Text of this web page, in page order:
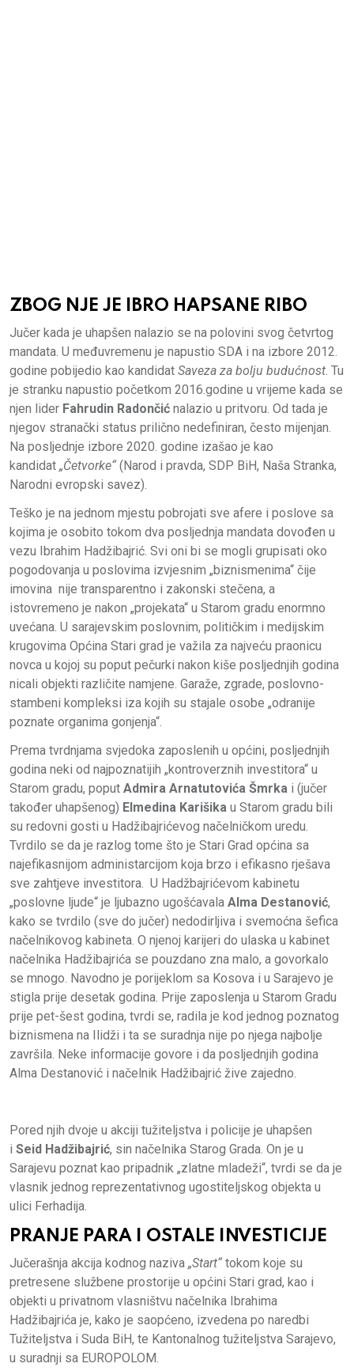
ZBOG NJE JE IBRO HAPSANE RIBO
Jučer kada je uhapšen nalazio se na polovini svog četvrtog
mandata. U međuvremenu je napustio SDA i na izbore 2012.
godine pobijedio kao kandidat Saveza za bolju budućnost. Tu
je stranku napustio početkom 2016.godine u vrijeme kada se
njen lider Fahrudin Radončić nalazio u pritvoru. Od tada je
njegov stranački status prilično nedefiniran, često mijenjan.
Na posljednje izbore 2020. godine izašao je kao
kandidat „Četvorke“(Narod i pravda, SDP BiH, Naša Stranka,
Narodni evropski savez).
Teško je na jednom mjestu pobrojati sve afere i poslove sa
kojima je osobito tokom dva posljednja mandata dovođen u
vezu Ibrahim Hadžibajrić. Svi oni bi se mogli grupisati oko
pogodovanja u poslovima izvjesnim „biznismenima“ čije
imovina nije transparentno i zakonski stečena, a
istovremeno je nakon „projekata“ u Starom gradu enormno
uvećana. U sarajevskim poslovnim, političkim i medijskim
krugovima Općina Stari grad je važila za najveću praonicu
novca u kojoj su poput pečurki nakon kiše posljednjih godina
nicali objekti različite namjene. Garaže, zgrade, poslovno-
stambeni kompleksi iza kojih su stajale osobe „odranije
poznate organima gonjenja“.
Prema tvrdnjama svjedoka zaposlenih u općini, posljednjih
godina neki od najpoznatijih „kontroverznih investitora“ u
Starom gradu, poput Admira Arnatutovića Šmrka i (jučer
također uhapšenog) Elmedina Karišika u Starom gradu bili
su redovni gosti u Hadžibajrićevog načelničkom uredu.
Tvrdilo se da je razlog tome što je Stari Grad općina sa
najefikasnijom administarcijom koja brzo i efikasno rješava
sve zahtjeve investitora. U Hadžbajrićevom kabinetu
„poslovne ljude“ je ljubazno ugošćavala Alma Destanović,
kako se tvrdilo (sve do jučer) nedodirljiva i svemoćna šefica
načelnikovog kabineta. O njenoj karijeri do ulaska u kabinet
načelnika Hadžibajrića se pouzdano zna malo, a govorkalo
se mnogo. Navodno je porijeklom sa Kosova i u Sarajevo je
stigla prije desetak godina. Prije zaposlenja u Starom Gradu
prije pet-šest godina, tvrdi se, radila je kod jednog poznatog
biznismena na Ilidži i ta se suradnja nije po njega najbolje
završila. Neke informacije govore i da posljednjih godina
Alma Destanović i načelnik Hadžibajrić žive zajedno.
Pored njih dvoje u akciji tužiteljstva i policije je uhapšen
i Seid Hadžibajrić, sin načelnika Starog Grada. On je u
Sarajevu poznat kao pripadnik „zlatne mladeži“, tvrdi se da je
vlasnik jednog reprezentativnog ugostiteljskog objekta u
ulici Ferhadija.
PRANJE PARA I OSTALE INVESTICIJE
Jučerašnja akcija kodnog naziva „Start“tokom koje su
pretresene službene prostorije u općini Stari grad, kao i
objekti u privatnom vlasništvu načelnika Ibrahima
Hadžibajrića je, kako je saopćeno, izvedena po naredbi
Tužiteljstva i Suda BiH, te Kantonalnog tužiteljstva Sarajevo,
u suradnji sa EUROPOLOM.